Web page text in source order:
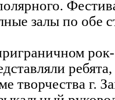
залы по обе
творчества г.